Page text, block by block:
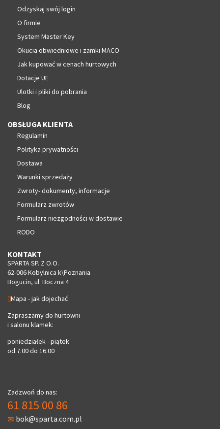
Odzyskaj swój login
O firmie
System Master Key
Okucia obwiedniowe i zamki MACO
Jak kupować w cenach hurtowych
Dotacje UE
Ulotki i pliki do pobrania
Blog
OBSŁUGA KLIENTA
Regulamin
Polityka prywatności
Dostawa
Warunki sprzedaży
Zwroty- dokumenty, informacje
Formularz zwrotów
Formularz niezgodności w dostawie
RODO
KONTAKT
SPARTA SP. Z O.O.
62-006 Kobylnica k\Poznania
Bogucin, ul. Boczna 4
Mapa - jak dojechać
Zapraszamy do hurtowni
i salonu klamek:
poniedziałek - piątek
od 7.00 do 16.00
Zadzwoń do nas:
61 815 00 86
bok@sparta.com.pl